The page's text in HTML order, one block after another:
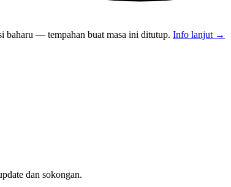
baharu — tempahan buat masa ini ditutup. Info lanjut →
dan sokongan.